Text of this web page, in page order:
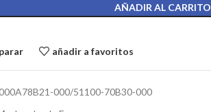
AÑADIR AL CARRITO
añadir a favoritos
000/51100-70B30-000